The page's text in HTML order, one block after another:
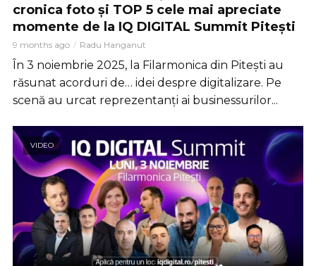
cronica foto și TOP 5 cele mai apreciate
momente de la IQ DIGITAL Summit Pitești
9 months ago Radu Hanganut
În 3 noiembrie 2025, la Filarmonica din Pitești au
răsunat acorduri de… idei despre digitalizare. Pe
scenă au urcat reprezentanți ai businessurilor...
VIDEO